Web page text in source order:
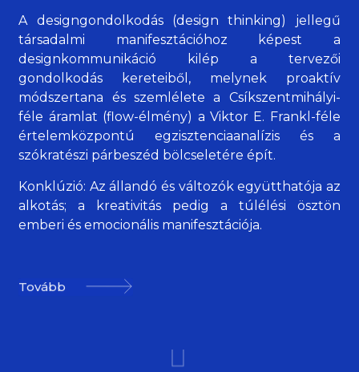
A designgondolkodás (design thinking) jellegű
társadalmi manifesztációhoz képest a
designkommunikáció kilép a tervezői
gondolkodás kereteiből, melynek proaktív
módszertana és szemlélete a Csíkszentmihályi-
féle áramlat (flow-élmény) a Viktor E. Frankl-féle
értelemközpontú egzisztenciaanalízis és a
szókratészi párbeszéd bölcseletére épít.
Konklúzió: Az állandó és változók együtthatója az
alkotás; a kreativitás pedig a túlélési ösztön
emberi és emocionális manifesztációja.
Tovább